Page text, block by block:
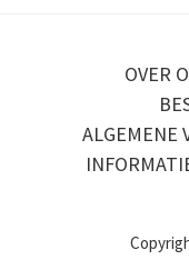
OVER
ALGEMENE